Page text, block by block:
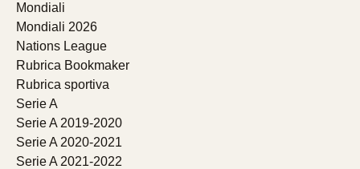
Mondiali
Mondiali 2026
Nations League
Rubrica Bookmaker
Rubrica sportiva
Serie A
Serie A 2019-2020
Serie A 2020-2021
Serie A 2021-2022